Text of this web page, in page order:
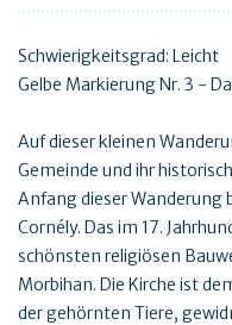
Schwierigkeitsgrad: Leicht
Gelbe Markierung Nr. 3 -
Auf dieser kleinen
Gemeinde und ihr
Anfang dieser Wanderung
Cornély. Das im 17.
schönsten religiösen
Morbihan. Die Kirche ist
der gehörnten Tiere,